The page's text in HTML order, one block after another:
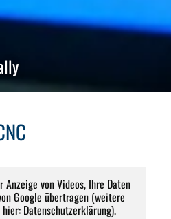
Anzeige von Videos, Ihre Daten
Google übertragen (weitere
Datenschutzerklärung).